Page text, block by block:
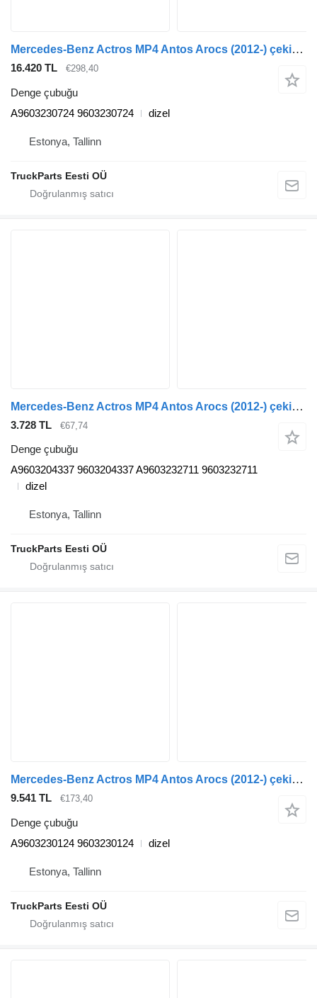
Mercedes-Benz Actros MP4 Antos Arocs (2012-) çekici için Mercedes-Benz actros mp4 1848 (01.12-) A9603230724 denge çubuğu
16.420 TL €298,40
Denge çubuğu
A9603230724 9603230724
dizel
Estonya, Tallinn
TruckParts Eesti OÜ
Mercedes-Benz Actros MP4 Antos Arocs (2012-) çekici için Mercedes-Benz actros mp4 2551 (01.13-) A9603204337 denge çubuğu
3.728 TL €67,74
Denge çubuğu
A9603204337 9603204337 A9603232711 9603232711
dizel
Estonya, Tallinn
TruckParts Eesti OÜ
Mercedes-Benz Actros MP4 Antos Arocs (2012-) çekici için Mercedes-Benz actros mp4 2551 (01.13-) A9603230124 denge çubuğu
9.541 TL €173,40
Denge çubuğu
A9603230124 9603230124
dizel
Estonya, Tallinn
TruckParts Eesti OÜ